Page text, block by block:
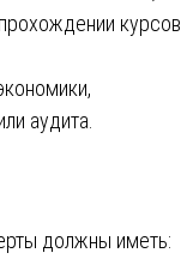
курсов
аудита.
должны иметь: